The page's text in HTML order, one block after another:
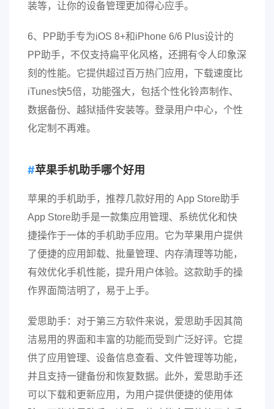
装等，让你的设备管理更加得心应手。
6、PP助手专为iOS 8+和iPhone 6/6 Plus设计的
PP助手，不仅支持扁平化风格，还拥有令人印象深
刻的性能。它提供超过百万热门应用，下载速度比
iTunes快5倍，功能强大，包括个性化铃声制作、
数据备份、越狱插件安装等。登录用户中心，个性
化定制不再难。
苹果手机助手哪个好用
苹果的手机助手，推荐几款好用的 App Store助手
App Store助手是一款集应用管理、系统优化和快
捷操作于一体的手机助手应用。它为苹果用户提供
了便捷的应用卸载、批量管理、内存清理等功能，
有效优化手机性能，提升用户体验。这款助手的操
作界面简洁明了，易于上手。
爱思助手：对于第三方软件来说，爱思助手因其简
洁易用的界面和丰富的功能而受到广泛好评。它提
供了应用管理、设备信息查看、文件管理等功能，
并且支持一键备份和恢复数据。此外，爱思助手还
可以下载和更新应用，为用户提供便捷的使用体